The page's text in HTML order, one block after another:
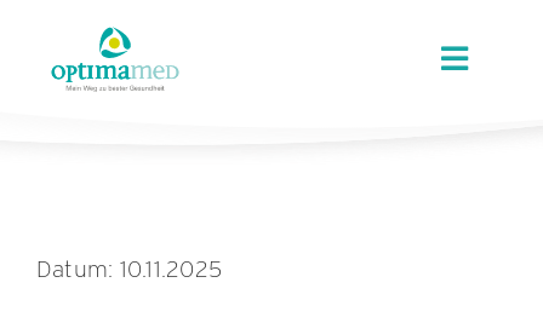
content
Toggle
Datum: 10.11.2025